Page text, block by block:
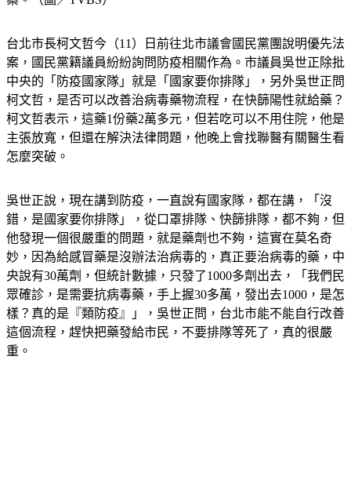
案，國民黨籍議員紛紛詢問防疫相關作為。市議員吳世正除批
中央的「防疫國家隊」就是「國家要你排隊」，另外吳世正問
柯文哲，是否可以改善治病毒藥物流程，在快篩陽性就給藥？
柯文哲表示，這藥1份藥2萬多元，但若吃可以不用住院，他是
主張放寬，但還在解決法律問題，他晚上會找聯醫有關醫生看
怎麼突破。
錯，是國家要你排隊」，從口罩排隊、快篩排隊，都不夠，但
他發現一個很嚴重的問題，就是藥劑也不夠，這實在莫名奇
妙，因為給感冒藥是沒辦法治病毒的，真正要治病毒的藥，中
央說有30萬劑，但統計數據，只發了1000多劑出去，「我們民
眾確診，是需要抗病毒藥，手上握30多萬，發出去1000，是怎
樣？真的是『類防疫』」，吳世正問，台北市能不能自行改善
這個流程，趕快把藥發給市民，不要排隊等死了，真的很嚴
重。